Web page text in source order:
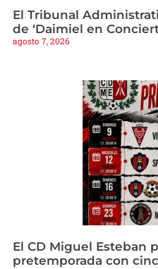
El Tribunal
de ‘Daimiel en
agosto 7, 2026
El CD Miguel Esteban
pretemporada con